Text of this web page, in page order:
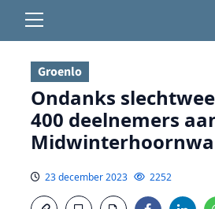
menu
Groenlo
Ondanks
400 deelnemers
23 december 2023 2252